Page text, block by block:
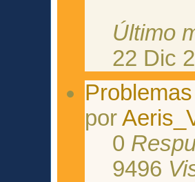
Último
22 Dic
por
0
9496